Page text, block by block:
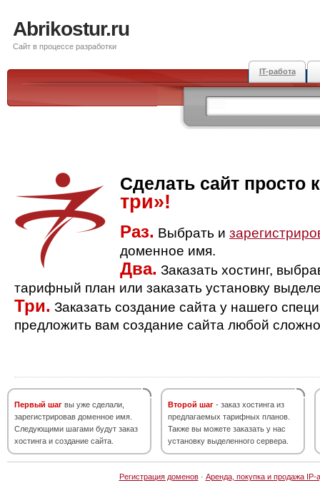
Abrikostur.ru
Сайт в процессе разработки
IT-работа
Сделать сайт просто
три»!
Раз. Выбрать и
доменное имя.
Два. Заказать хостинг,
тарифный план или заказать установку
Три. Заказать создание сайта у нашего
предложить вам создание сайта любой
Первый шаг вы уже сделали,
зарегистрировав доменное имя.
Следующими шагами будут заказ
хостинга и создание сайта.
Второй шаг - заказ хостинга из
предлагаемых тарифных планов.
Также вы можете заказать у нас
установку выделенного сервера.
Регистрация доменов· Аренда, покупка и продажа IP-